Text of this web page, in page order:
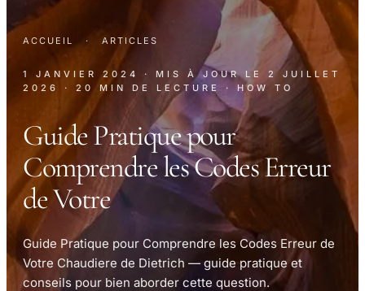
ACCUEIL · ARTICLES
1 JANVIER 2024 · MIS À JOUR LE 2 JUILLET
2026
· 20 MIN DE LECTURE · HOW TO
Guide Pratique pour
Comprendre les Codes Erreur
de Votre
Guide Pratique pour Comprendre les Codes Erreur de
Votre Chaudiere de Dietrich — guide pratique et
conseils pour bien aborder cette question.